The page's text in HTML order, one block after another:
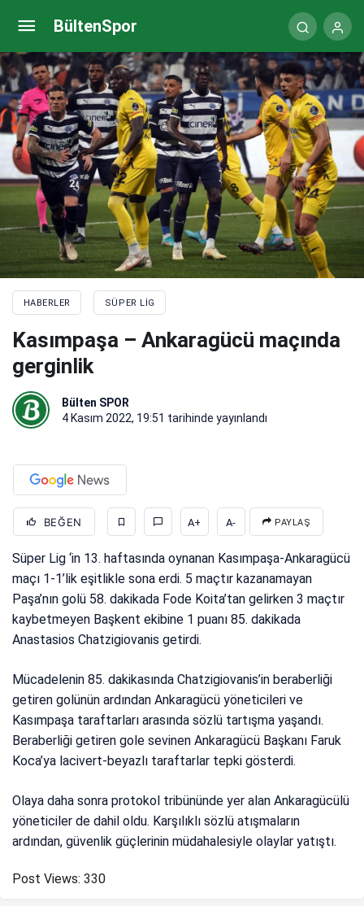
BültenSpor
HABERLER SÜPER LIG
Kasımpaşa – Ankaragücü maçında
gerginlik
Bülten SPOR
4 Kasım 2022, 19:51 tarihinde yayınlandı
BEĞEN A+ A- PAYLAŞ
Süper Lig ‘in 13. haftasında oynanan Kasımpaşa-Ankaragücü
maçı 1-1’lik eşitlikle sona erdi. 5 maçtır kazanamayan
Paşa’nın golü 58. dakikada Fode Koita’tan gelirken 3 maçtır
kaybetmeyen Başkent ekibine 1 puanı 85. dakikada
Anastasios Chatzigiovanis getirdi.
Mücadelenin 85. dakikasında Chatzigiovanis’in beraberliği
getiren golünün ardından Ankaragücü yöneticileri ve
Kasımpaşa taraftarları arasında sözlü tartışma yaşandı.
Beraberliği getiren gole sevinen Ankaragücü Başkanı Faruk
Koca’ya lacivert-beyazlı taraftarlar tepki gösterdi.
Olaya daha sonra protokol tribününde yer alan Ankaragücülü
yöneticiler de dahil oldu. Karşılıklı sözlü atışmaların
ardından, güvenlik güçlerinin müdahalesiyle olaylar yatıştı.
Post Views: 330
(ÖZET) Ümraniyespor – Alanyaspor maç sonucu: 3-
1